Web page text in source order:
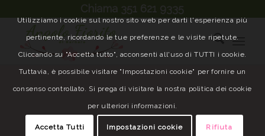
Chiama 351 621 9335
Utilizziamo i cookie sul nostro sito web per darti l'esperienza più
pertinente, ricordando le tue preferenze e le visite ripetute.
Cliccando su "Accetta tutto", acconsenti all'uso di TUTTI i cookie.
Tuttavia, è possibile visitare "Impostazioni cookie" per fornire un
consenso controllato. Si prega di visitare la nostra politica dei cookie
per ulteriori informazioni.
Accetta Tutti Impostazioni cookie Rifiuta